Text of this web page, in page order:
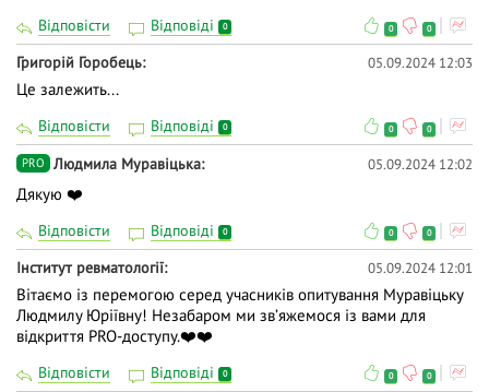
Відповісти Відповіді 0 0 0
Григорій Горобець 05.09.2024 12:03
Це залежить...
Відповісти Відповіді 0 0 0
PRO Людмила Муравіцька 05.09.2024 12:02
Дякую ❤️
Відповісти Відповіді 0 0 0
Інститут ревматології 05.09.2024 12:01
Вітаємо із перемогою серед учасників опитування Муравіцьку
Людмилу Юріївну! Незабаром ми звʼяжемося із вами для
відкриття PRO-доступу.❤️❤️
Відповісти Відповіді 0 0 0